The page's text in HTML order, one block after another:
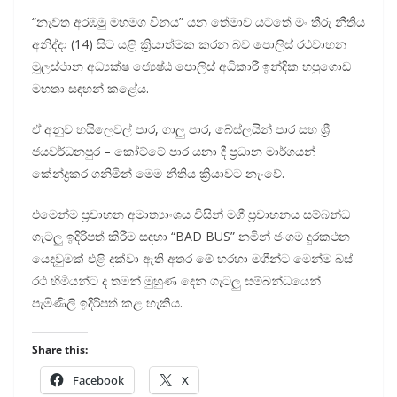
“නැවත අරඹමු මහමග විනය” යන තේමාව යටතේ මං තීරු නීතිය
අනිද්දා (14) සිට යළි ක්‍රියාත්මක කරන බව පොලිස් රථවාහන
මූලස්ථාන අධ්‍යක්ෂ ජ්‍යෙෂ්ඨ පොලිස් අධිකාරී ඉන්දික හපුගොඩ
මහතා සඳහන් කළේය.
ඒ අනුව හයිලෙවල් පාර, ගාලු පාර, බේස්ලයින් පාර සහ ශ්‍රී
ජයවර්ධනපුර – කෝට්ටේ පාර යනා දී ප්‍රධාන මාර්ගයන්
කේන්ද්‍රකර ගනිමින් මෙම නීතිය ක්‍රියාවට නැංවේ.
එමෙන්ම ප්‍රවාහන අමාත්‍යාංශය විසින් මගී ප්‍රවාහනය සම්බන්ධ
ගැටලු ඉදිරිපත් කිරීම සඳහා “BAD BUS” නමින් ජංගම දුරකථන
යෙදවුමක් එළි දක්වා ඇති අතර මේ හරහා මගීන්ට මෙන්ම බස්
රථ හිමියන්ට ද තමන් මුහුණ දෙන ගැටලු සම්බන්ධයෙන්
පැමිණිලි ඉදිරිපත් කළ හැකිය.
Share this:
Facebook X